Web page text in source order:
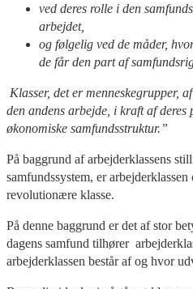
ved deres rolle i den
arbejdet,
og følgelig ved de måder,
de får den part af
Klasser, det er menneskegrupper,
den andens arbejde, i kraft af
økonomiske samfundsstruktur.”
På baggrund af arbejderklassens
samfundssystem, er
revolutionære klasse.
På denne baggrund er det af stor
dagens samfund tilhører
arbejderklassen består af og hvor